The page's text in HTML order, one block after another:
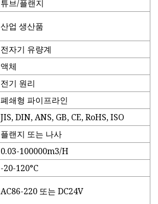
튜브/플랜지
산업 생산품
전자기 유량계
액체
전기 원리
폐쇄형 파이프라인
JIS, DIN, ANS, GB, CE, RoHS, ISO
플랜지 또는 나사
0.03-100000m3/H
-20-120°C
AC86-220 또는 DC24V